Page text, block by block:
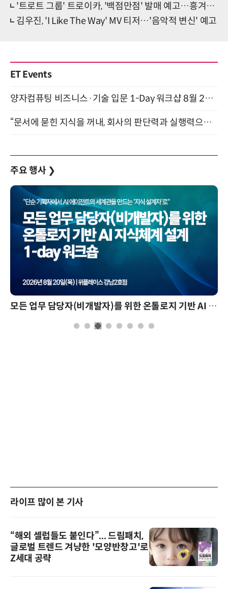
'트로트 그룹' 트로이카, '백점만점' 발매 예고…흥겨운 고백송
김우진, 'I Like The Way' MV 티저…'음악적 변신' 예고
ET Events
양자컴퓨팅 비즈니스·기술 입문 1-Day 워크샵 8월 28일 개최
“문서에 묻힌 지식을 꺼내, 회사의 판단력과 실행력으로 바꾸다” (8/20)
주요 행사 ❯
모든 업무 담당자(비개발자)를 위한 온톨로지 기반 AI 지식체계 설계 1-day 워크숍
라이프 많이 본 기사
“해외 셀럽들도 붙인다”... 드림패치,
글로벌 트렌드 겨냥한 '모양반창고'로
Z세대 공략